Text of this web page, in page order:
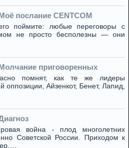
послание CENTCOM
поймите: любые переговоры с
не просто бесполезны — они
приговоренных
помнят, как те же лидеры
оппозиции, Айзенкот, Бенет, Лапид,
война - плод многолетних
Советской России. Приходом к